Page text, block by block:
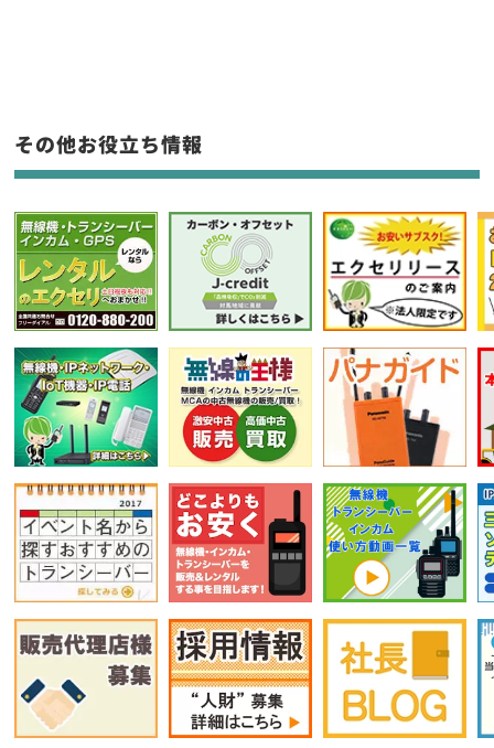
フリーワード入力(製品名等)
選択条件をリセット
その他お役立ち情報